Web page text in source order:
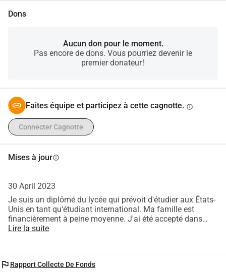
Dons
Aucun don pour le moment.
Pas encore de dons. Vous pourriez devenir le
premier donateur !
Faites équipe et participez à cette cagnotte. info
Connecter Cagnotte
Mises à jourinfo
30 April 2023
Je suis un diplômé du lycée qui prévoit d'étudier aux États-
Unis en tant qu'étudiant international. Ma famille est
financièrement à peine moyenne. J'ai été accepté dans
cinq universités américaines, mais ce sont toutes des
allant étudier aux États-Unis. J'aurai accès à des
Lire la suite
flag Rapport Collecte De Fonds